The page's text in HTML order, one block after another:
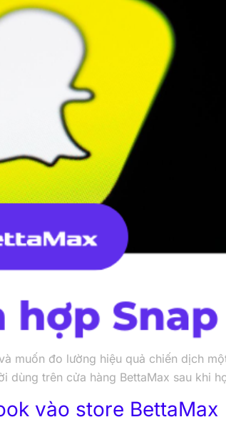
muốn đo lường hiệu quả chiến dịch
dùng trên cửa hàng BettaMax sau khi
vào store BettaMax